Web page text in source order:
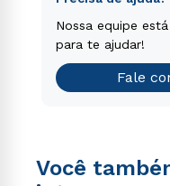
Encontre o curso
que é o ideal para
Teste
Nossa equipe
para te ajudar!
Fale
Você